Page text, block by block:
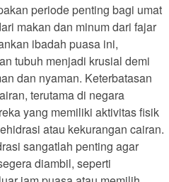
periode penting bagi umat
makan dan minum dari fajar
ibadah puasa ini,
tubuh menjadi krusial demi
dan nyaman. Keterbatasan
terutama di negara
yang memiliki aktivitas fisik
atau kekurangan cairan.
sangatlah penting agar
diambil, seperti